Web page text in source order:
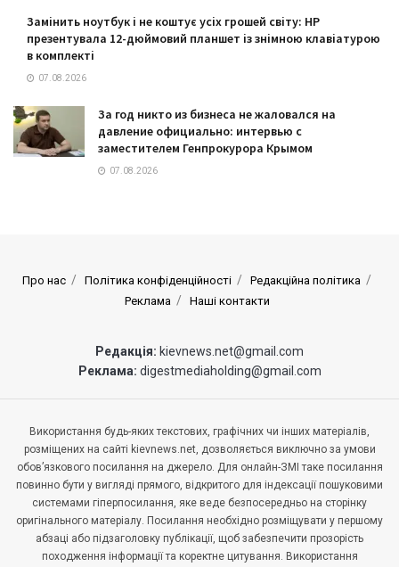
Замінить ноутбук і не коштує усіх грошей світу: HP
презентувала 12-дюймовий планшет із знімною клавіатурою
в комплекті
07.08.2026
За год никто из бизнеса не жаловался на
давление официально: интервью с
заместителем Генпрокурора Крымом
07.08.2026
Про нас Політика конфіденційності
Редакційна політика
Реклама
Наші контакти
Редакція: kievnews.net@gmail.com
Реклама: digestmediaholding@gmail.com
Використання будь-яких текстових, графічних чи інших матеріалів,
розміщених на сайті kievnews.net, дозволяється виключно за умови
обов’язкового посилання на джерело. Для онлайн-ЗМІ таке посилання
повинно бути у вигляді прямого, відкритого для індексації пошуковими
системами гіперпосилання, яке веде безпосередньо на сторінку
оригінального матеріалу. Посилання необхідно розміщувати у першому
абзаці або підзаголовку публікації, щоб забезпечити прозорість
походження інформації та коректне цитування. Використання